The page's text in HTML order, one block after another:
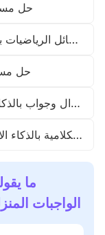
حل
حل مسائل الرياضيات بالذكاء الاصطناعي خطوة بخطوة فوراً
حل
أداة سؤال وجواب بالذكاء الاصطناعي – مجاني وبدون تسجيل
مسائل الرياضيات الكلامية بالذكاء الاصطناعي – حل مجاني وبدون تسجيل
ما
الواجبات